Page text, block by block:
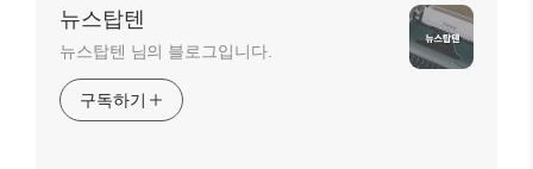
뉴스탑텐
뉴스탑텐 님의 블로그입니다.
구독하기